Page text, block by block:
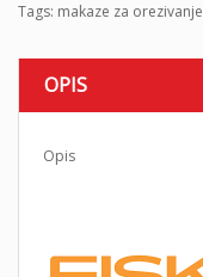
Tags: makaze za orezivanje
OPIS
Opis